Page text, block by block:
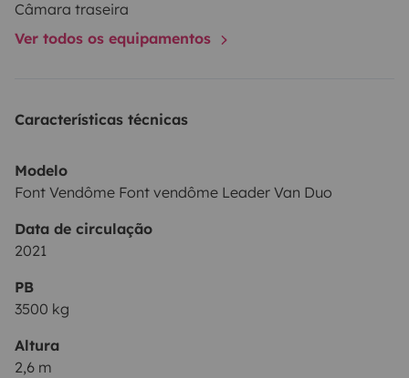
Câmara traseira
Ver todos os equipamentos
Características técnicas
Modelo
Font Vendôme Font vendôme Leader Van Duo
Data de circulação
2021
PB
3500 kg
Altura
2,6 m